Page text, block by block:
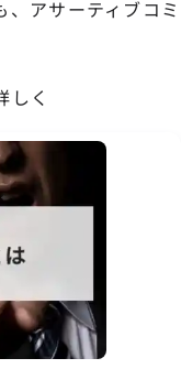
アサーティブコミ
しく